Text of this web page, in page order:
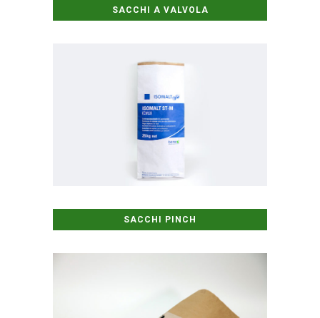
SACCHI A VALVOLA
SACCHI PINCH